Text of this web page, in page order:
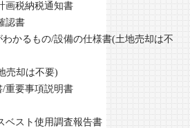
税納税通知書
認書
るもの/設備の仕様書(土地売却は不
却は不要)
要事項説明書
スト使用調査報告書